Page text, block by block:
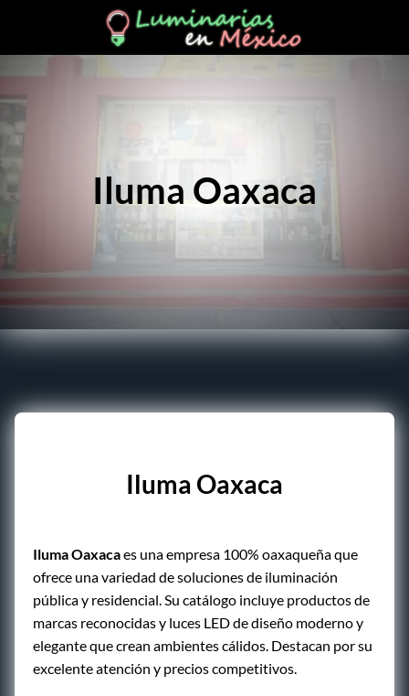
Iluma Oaxaca
Iluma Oaxaca
Iluma Oaxacaes una empresa 100% oaxaqueña que
ofrece una variedad de soluciones de iluminación
pública y residencial. Su catálogo incluye productos de
marcas reconocidas y luces LED de diseño moderno y
elegante que crean ambientes cálidos. Destacan por su
excelente atención y precios competitivos.